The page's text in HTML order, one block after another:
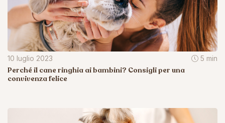
10 luglio 2023 5 min
Perché il cane ringhia ai bambini? Consigli per una
convivenza felice